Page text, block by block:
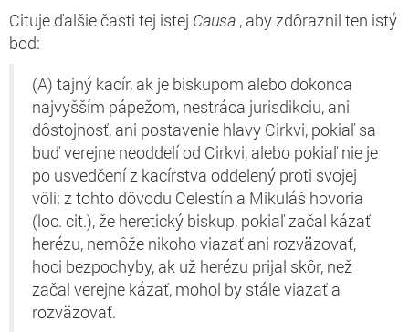
Cituje ďalšie časti tej istej Causa , abyzdôraznil ten istý
bod:
(A) tajný kacír, ak je biskupom alebo dokonca
najvyšším pápežom, nestráca jurisdikciu, ani
dôstojnosť, ani postavenie hlavy Cirkvi, pokiaľ sa
buď verejne neoddelí od Cirkvi, alebo pokiaľ nie je
po usvedčení z kacírstva oddelený proti svojej
vôli; z tohto dôvodu Celestín a Mikuláš hovoria
(loc. cit.), že heretický biskup, pokiaľ začal kázať
herézu, nemôže nikoho viazať ani rozväzovať,
hoci bezpochyby, ak už herézu prijal skôr, než
začal verejne kázať, mohol by stále viazať a
rozväzovať.